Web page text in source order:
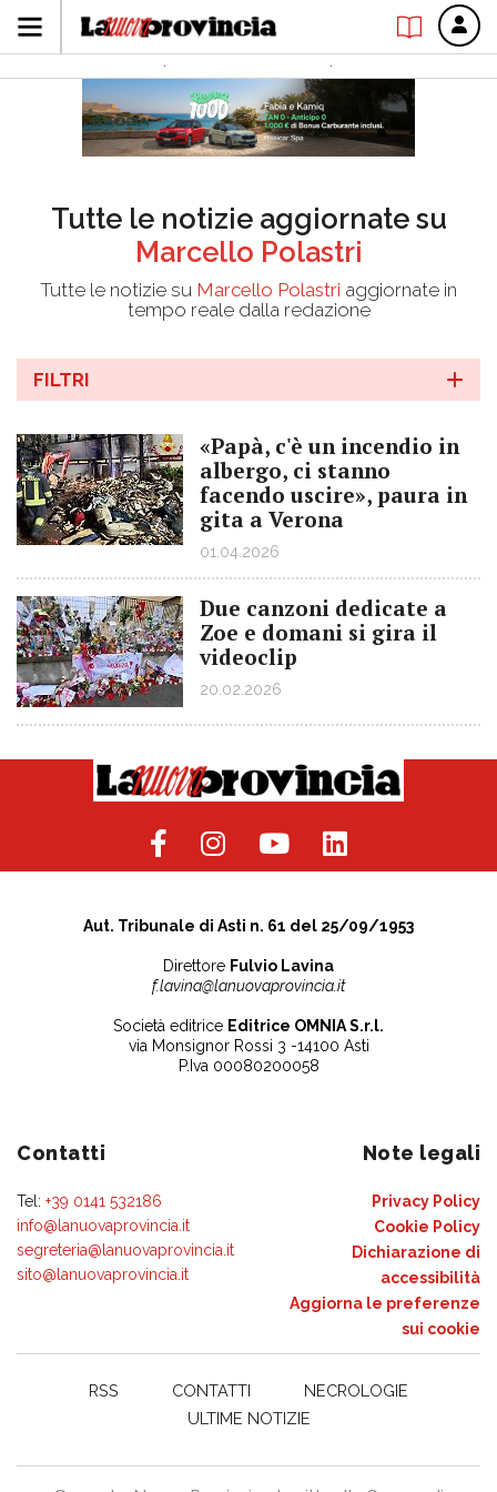
Tutte le notizie aggiornate su
Marcello Polastri
Tutte le notizie su Marcello Polastri aggiornate in
tempo reale dalla redazione
FILTRI
«Papà, c'è un incendio in
albergo, ci stanno
facendo uscire», paura in
gita a Verona
01.04.2026
Due canzoni dedicate a
Zoe e domani si gira il
videoclip
20.02.2026
Aut. Tribunale di Asti n. 61 del 25/09/1953
Direttore Fulvio Lavina
f.lavina@lanuovaprovincia.it
Società editrice Editrice OMNIA S.r.l.
via Monsignor Rossi 3 -14100 Asti
P.Iva 00080200058
Contatti
Tel: +39 0141 532186
info@lanuovaprovincia.it
segreteria@lanuovaprovincia.it
sito@lanuovaprovincia.it
Note legali
Privacy Policy
Cookie Policy
Dichiarazione di
accessibilità
Aggiorna le preferenze
sui cookie
RSS CONTATTI
NECROLOGIE
ULTIME NOTIZIE